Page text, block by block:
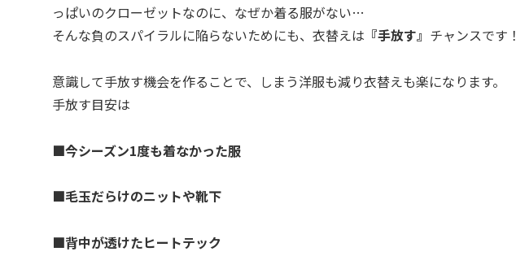
っぱいのクローゼットなのに、なぜか着る服がない…
そんな負のスパイラルに陥らないためにも、衣替えは 『手放す』 チャンスです！
意識して手放す機会を作ることで、しまう洋服も減り衣替えも楽になります。
手放す目安は
■今シーズン1度も着なかった服
■毛玉だらけのニットや靴下
■背中が透けたヒートテック